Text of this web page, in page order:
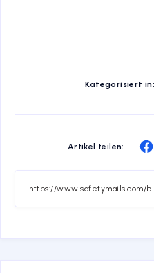
Kategorisiert in:
Artikel teilen: